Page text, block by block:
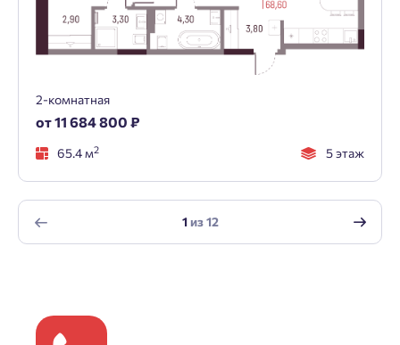
2-комнатная
от 11 684 800 ₽
65.4 м2 5 этаж
1из12